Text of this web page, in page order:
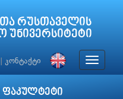
რუსთაველის
უნივერსიტეტი
კონტაქტი
Toggle